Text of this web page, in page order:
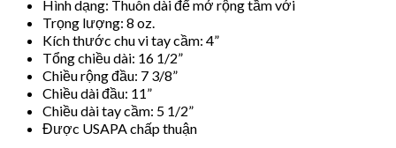
Hình dạng: Thuôn dài để mở rộng tầm với
Trọng lượng: 8 oz.
Kích thước chu vi tay cầm: 4”
Tổng chiều dài: 16 1/2”
Chiều rộng đầu: 7 3/8”
Chiều dài đầu: 11”
Chiều dài tay cầm: 5 1/2”
Được USAPA chấp thuận